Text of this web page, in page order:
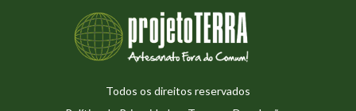
Todos os direitos reservados